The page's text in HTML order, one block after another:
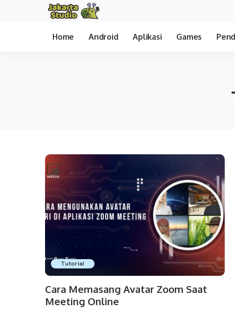
Home Android Aplikasi Games
Tutorial
Cara Memasang Avatar Zoom Saat
Meeting Online